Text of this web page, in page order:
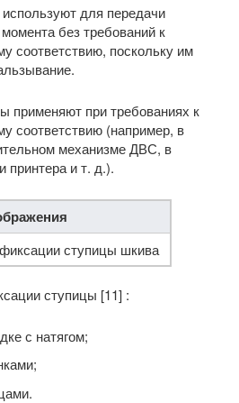
для передачи
без требований к
соответствию, поскольку им
применяют при требованиях к
соответствию (например, в
механизме ДВС, в
принтера и т. д.).
ступицы шкива
ступицы [11] :
с натягом;